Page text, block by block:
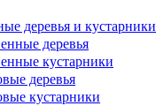
деревья и кустарники
деревья
кустарники
деревья
кустарники